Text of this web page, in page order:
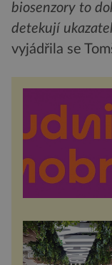
biosenzory to
detekují
vyjádřila se